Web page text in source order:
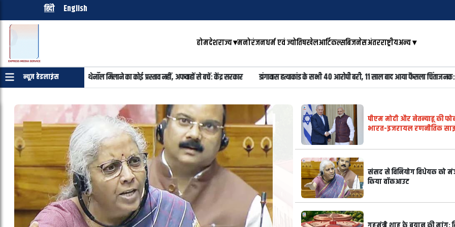
हिंदी English
होमदेशराज्य▾मनोरंजनधर्म एवं ज्योतिषखेलआर्टिकल्सबिजनेसअंतरराष्ट्रीयअन्य▾
न्यूज़ हेडलाइंस
मिलाने का कोई प्रस्ताव नहीं, अफवाहों से बचें: केंद्र सरकार डांगावास हत्याकांड के सभी 40 आरोपी बरी, 11 साल बाद आया फैसला चिंताजनक: गहलोत ताकतवर हो रही
पीएम मोदी और नेतन्याहू की
भारत-इजरायल रणनीतिक
संसद से विनियोग विधेयक को
किया वॉकआउट